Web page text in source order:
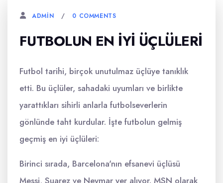
ADMIN 0 COMMENTS
FUTBOLUN EN İYI ÜÇLÜLERI
Futbol tarihi, birçok unutulmaz üçlüye tanıklık
etti. Bu üçlüler, sahadaki uyumları ve birlikte
yarattıkları sihirli anlarla futbolseverlerin
gönlünde taht kurdular. İşte futbolun gelmiş
geçmiş en iyi üçlüleri:
Birinci sırada, Barcelona'nın efsanevi üçlüsü
Messi, Suarez ve Neymar yer alıyor. MSN olarak